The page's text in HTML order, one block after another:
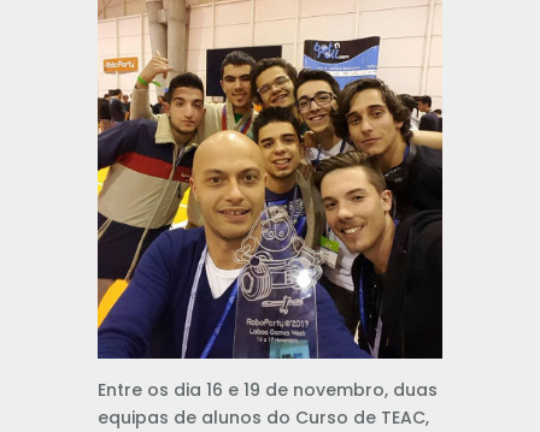
Entre os dia 16 e 19 de novembro, duas
equipas de alunos do Curso de TEAC,